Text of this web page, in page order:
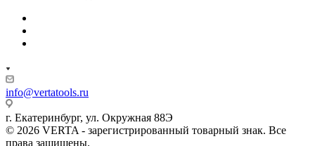
info@vertatools.ru
г. Екатеринбург, ул. Окружная 88Э
© 2026 VERTA - зарегистрированный товарный знак. Все
права защищены.